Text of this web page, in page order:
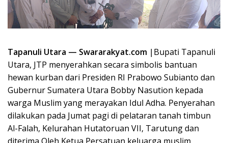
Tapanuli Utara — Swararakyat.com |Bupati Tapanuli
Utara, JTP menyerahkan secara simbolis bantuan
hewan kurban dari Presiden RI Prabowo Subianto dan
Gubernur Sumatera Utara Bobby Nasution kepada
warga Muslim yang merayakan Idul Adha. Penyerahan
dilakukan pada Jumat pagi di pelataran tanah timbun
Al-Falah, Kelurahan Hutatoruan VII, Tarutung dan